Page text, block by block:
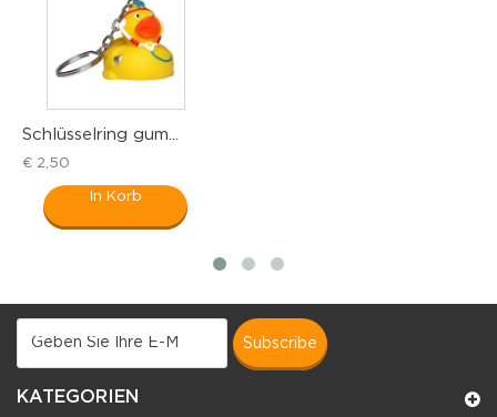
Schlüsselring gum...
€ 2,50
In Korb
subscribe
KATEGORIEN